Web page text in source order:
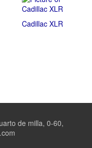
Cadillac XLR
de milla, 0-60,